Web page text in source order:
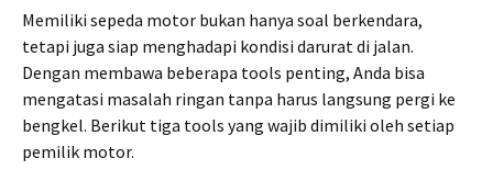
Memiliki sepeda motor bukan hanya soal berkendara,
tetapi juga siap menghadapi kondisi darurat di jalan.
Dengan membawa beberapa tools penting, Anda bisa
mengatasi masalah ringan tanpa harus langsung pergi ke
bengkel. Berikut tiga tools yang wajib dimiliki oleh setiap
pemilik motor.